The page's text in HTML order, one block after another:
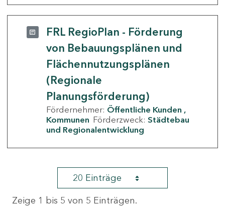
FRL RegioPlan - Förderung
von Bebauungsplänen und
Flächennutzungsplänen
(Regionale
Planungsförderung)
Fördernehmer: Öffentliche Kunden
Kommunen Förderzweck: Städtebau
und Regionalentwicklung
20 Einträge
Zeige 1 bis 5 von 5 Einträgen.